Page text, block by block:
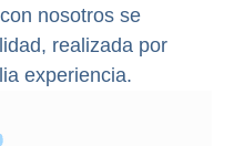
con nosotros se
realizada por
experiencia.